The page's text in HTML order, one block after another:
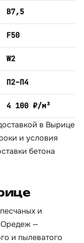
B7,5
F50
W2
П2–П4
4 100 ₽/м³
в Вырице
и условия
бетона
и
Оредеж —
и пылеватого